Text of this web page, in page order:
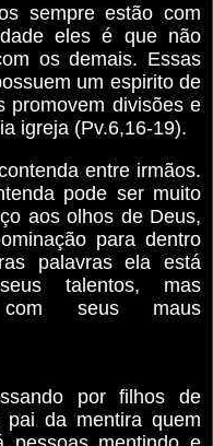
sempre estão com
eles é que não
os demais. Essas
um espirito de
promovem divisões e
igreja (Pv.6,16-19).
entre irmãos.
pode ser muito
aos olhos de Deus,
para dentro
palavras ela está
talentos, mas
seus maus
por filhos de
da mentira quem